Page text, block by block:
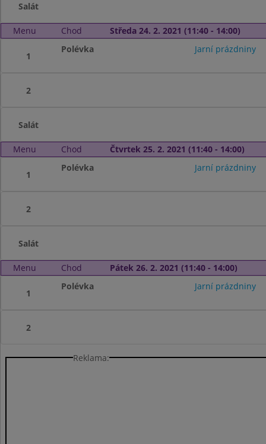
Salát
Menu Chod Středa 24. 2. 2021 (11:40 - 14:00)
1
Polévka Jarní prázdniny
2
Salát
Menu Chod Čtvrtek 25. 2. 2021 (11:40 - 14:00)
1
Polévka Jarní prázdniny
2
Salát
Menu Chod Pátek 26. 2. 2021 (11:40 - 14:00)
1
Polévka Jarní prázdniny
2
Reklama: